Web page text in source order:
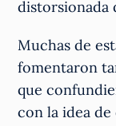
distorsionada
Muchas de
fomentaron
que
con la idea